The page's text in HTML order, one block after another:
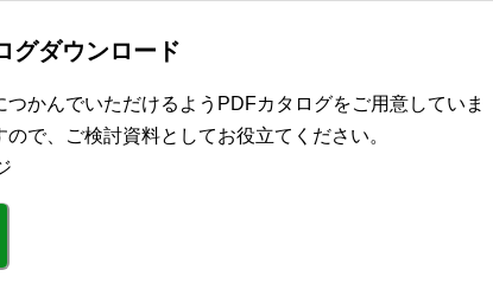
グダウンロード
つかんでいただけるようPDFカタログをご用意していま
で、ご検討資料としてお役立てください。